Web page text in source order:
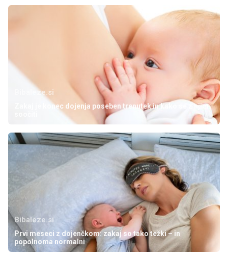
Bibaleze.si
Zakaj je konec dojenja poseben trenutek in kako se z njim
Bibaleze.si
Prvi meseci z dojenčkom: zakaj so tako težki – in
popolnoma normalni